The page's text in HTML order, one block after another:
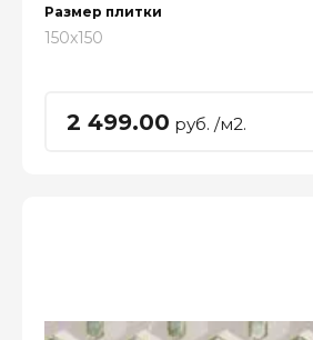
Размер плитки
150x150
2 499.00 руб. /м2.